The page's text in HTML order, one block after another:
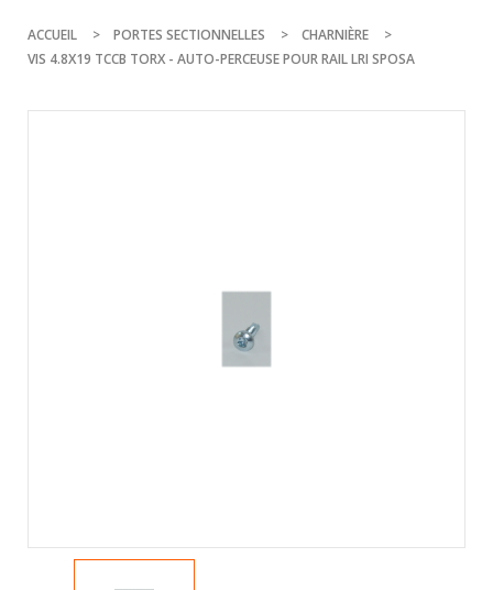
ACCUEIL PORTES SECTIONNELLES
CHARNIÈRE
VIS 4.8X19 TCCB TORX - AUTO-PERCEUSE POUR RAIL LRI SPOSA